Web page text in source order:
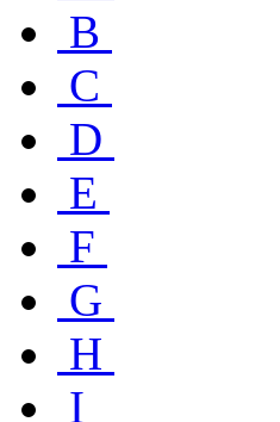
B
C
D
E
F
G
H
I